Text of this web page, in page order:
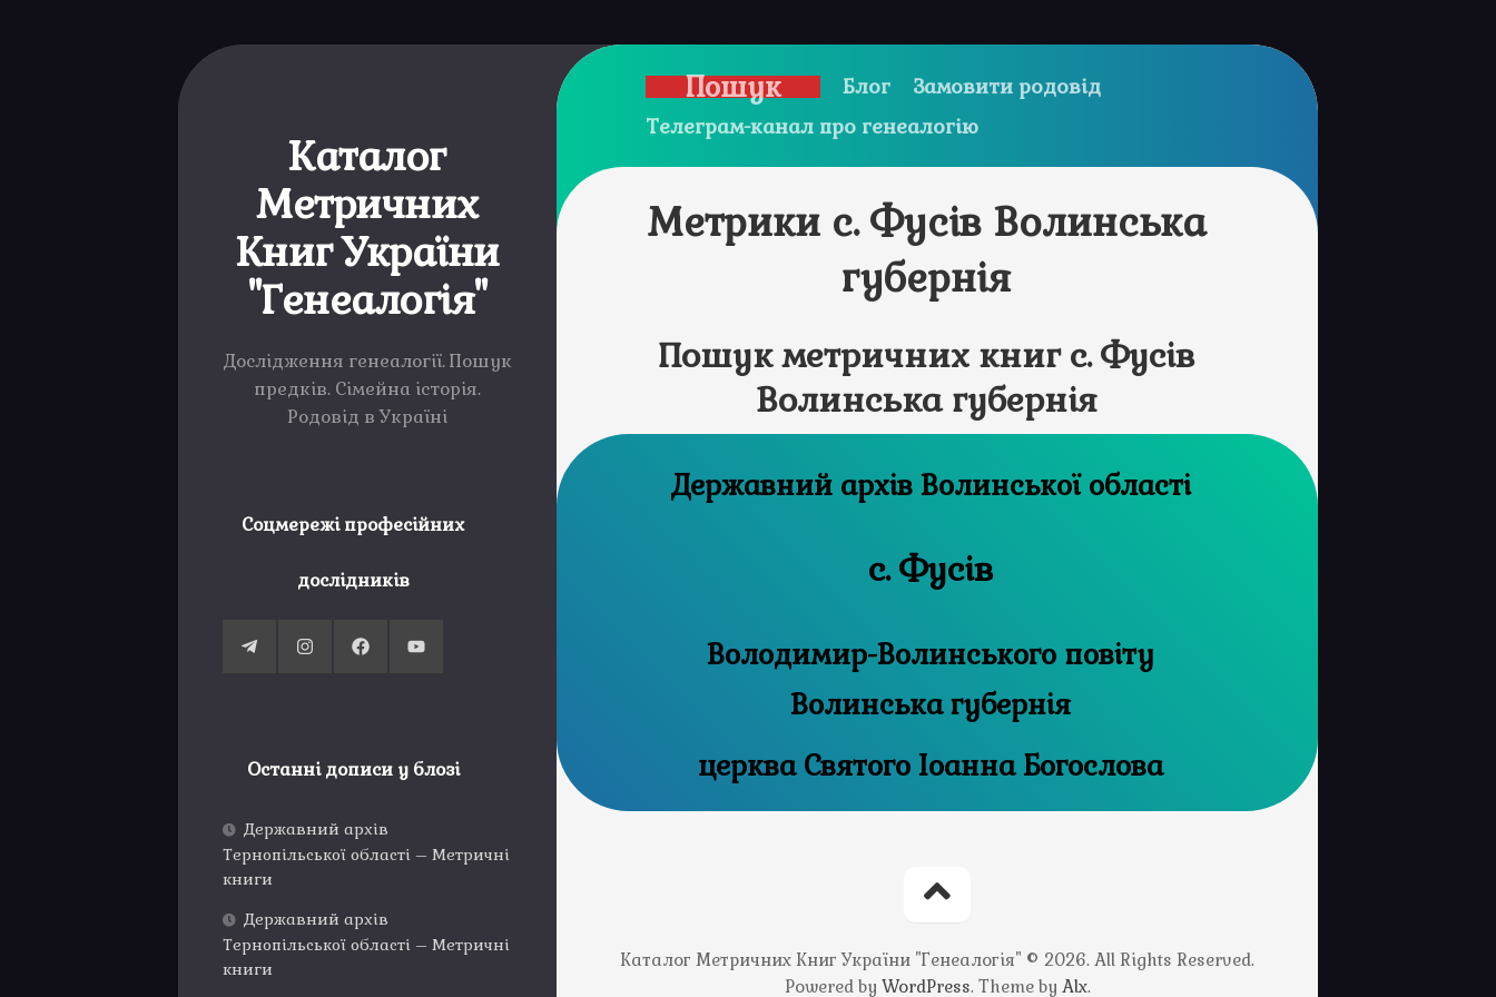
Каталог
Метричних
Книг України
"Генеалогія"
Дослідження генеалогії. Пошук
предків. Сімейна історія.
Родовід в Україні
Соцмережі професійних
дослідників
Останні дописи у блозі
Державний архів
Тернопільської області – Метричні
книги
Державний архів
Тернопільської області – Метричні
книги
Пошук Блог
Замовити родовід
Телеграм-канал про генеалогію
Метрики с. Фусів Волинська
губернія
Пошук метричних книг с. Фусів
Волинська губернія
Державний архів Волинської області
с. Фусів
Володимир-Волинського повіту
Волинська губернія
церква Святого Іоанна Богослова
Каталог Метричних Книг України "Генеалогія" © 2026. All Rights Reserved.
Powered by WordPress. Theme by Alx.